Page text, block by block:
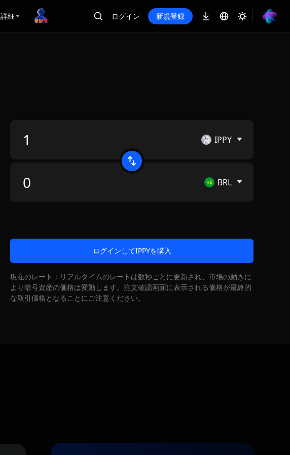
詳細 ログイン 新規登録
IPPY
BRL
ログインしてIPPYを購入
現在のレート：リアルタイムのレートは数秒ごとに更新され、市場の動きに
より暗号資産の価格は変動します。注文確認画面に表示される価格が最終的
な取引価格となることにご注意ください。